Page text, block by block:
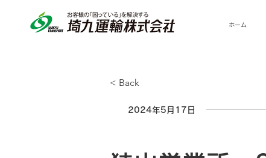
ホーム
< Back
2024年5月17日